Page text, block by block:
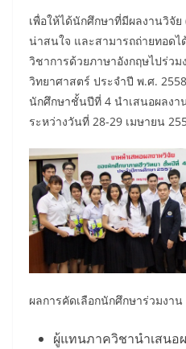
เพื่อให้ได้นักศึกษาที่มีผลงานวิจั
น่าสนใจ และสามารถถ่ายทอด
วิชาการด้วยภาษาอังกฤษไปร่ว
วิทยาศาสตร์ ประจำปี พ.ศ.
นักศึกษาชั้นปีที่ 4 นำเสนอผลง
ระหว่างวันที่ 28-29 เมษายน
ผลการคัดเลือกนักศึกษาร่วมงาน
ผู้แทนภาควิชานำเสนอ